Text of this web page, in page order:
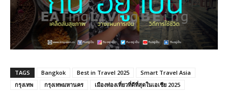
TAGS Bangkok Best in Travel 2025
Smart Travel Asia
กรุงเทพ
กรุงเทพมหานคร เมืองท่องเที่ยวที่ดีที่สุดในเอเชีย 2025